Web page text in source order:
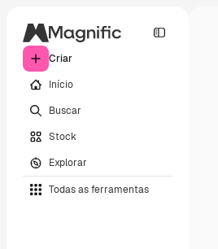
Criar
Início
Buscar
Stock
Explorar
Todas as ferramentas